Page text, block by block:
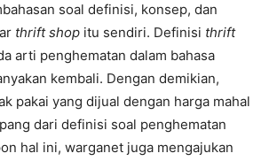
soal definisi, konsep, dan
thrift shop itu sendiri. Definisi thrift
arti penghematan dalam bahasa
kembali. Dengan demikian,
pakai yang dijual dengan harga mahal
dari definisi soal penghematan
hal ini, warganet juga mengajukan